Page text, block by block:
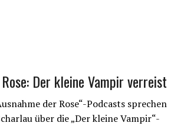
Der kleine Vampir verreist
der Rose“-Podcasts sprechen
über die „Der kleine Vampir“-